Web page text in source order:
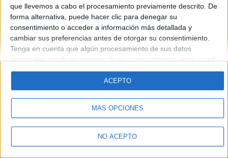
que llevemos a cabo el procesamiento previamente descrito. De
forma alternativa, puede hacer clic para denegar su
consentimiento o acceder a información más detallada y
cambiar sus preferencias antes de otorgar su consentimiento.
Tenga en cuenta que algún procesamiento de sus datos
personales puede no requerir de su consentimiento, pero usted
tiene el derecho de rechazar tal procesamiento. Sus
preferencias se aplicarán solo a este sitio web. Puede cambiar
sus preferencias o retirar su consentimiento en cualquier
momento volviendo a este sitio y haciendo clic en el botón
"Privacidad" en la parte inferior de la página web.
MÁS OPCIONES
NO ACEPTO
ACEPTO
Quiénes somos|Contactar |Anúnciate
Aviso legal|Politica de privacidad|Condiciones generales
de cookies
© 2003-2026Compás Mediterráneo S.L.- Diego de León 47 - 28006
Madrid [ESPAÑA] - Tel. +34 91 593 2767